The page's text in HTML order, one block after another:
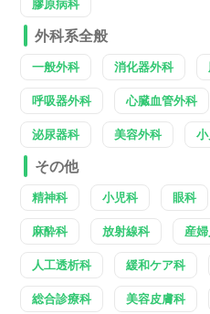
膠原病科
外科系全般
一般外科 消化器外科
呼吸器外科 心臓血管外科
泌尿器科 美容外科
その他
精神科 小児科 眼科
麻酔科 放射線科 産
人工透析科 緩和ケア科
総合診療科 美容皮膚科